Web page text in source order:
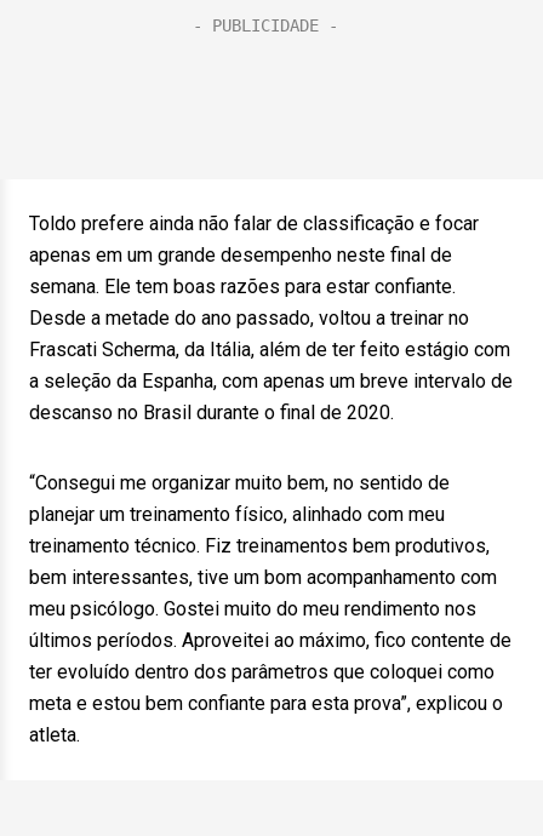
Toldo prefere ainda não falar de classificação e focar
apenas em um grande desempenho neste final de
semana. Ele tem boas razões para estar confiante.
Desde a metade do ano passado, voltou a treinar no
Frascati Scherma, da Itália, além de ter feito estágio com
a seleção da Espanha, com apenas um breve intervalo de
descanso no Brasil durante o final de 2020.
“Consegui me organizar muito bem, no sentido de
planejar um treinamento físico, alinhado com meu
treinamento técnico. Fiz treinamentos bem produtivos,
bem interessantes, tive um bom acompanhamento com
meu psicólogo. Gostei muito do meu rendimento nos
últimos períodos. Aproveitei ao máximo, fico contente de
ter evoluído dentro dos parâmetros que coloquei como
meta e estou bem confiante para esta prova”, explicou o
atleta.